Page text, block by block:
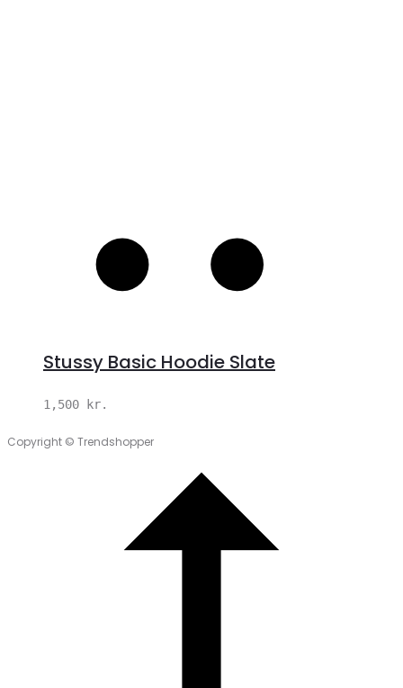
Stussy Basic Hoodie Slate
1,500 kr.
Copyright © Trendshopper